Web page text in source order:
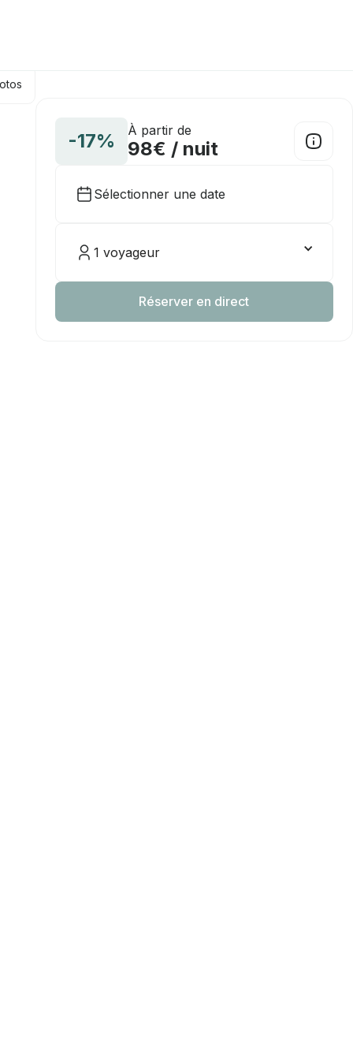
-17% À partir de
98€ / nuit
Sélectionner une date
1 voyageur
Réserver en direct